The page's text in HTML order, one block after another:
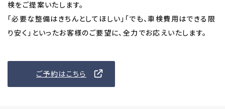
検をご提案いたします。
「必要な整備はきちんとしてほしい」「でも、車検費用はできる限
り安く」といったお客様のご要望に、全力でお応えいたします。
ご予約はこちら